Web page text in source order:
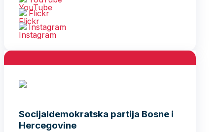
Flickr
Instagram
Socijaldemokratska partija Bosne i
Hercegovine